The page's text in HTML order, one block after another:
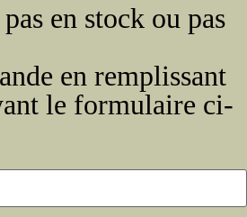
en stock ou pas
en remplissant
le formulaire ci-